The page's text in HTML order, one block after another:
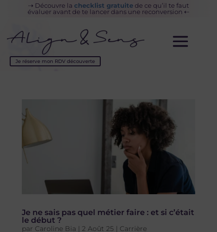
⇢ Découvre la checklist gratuitede ce qu’il te faut
évaluer avant de te lancer dans une reconversion ⇠
Je réserve mon RDV découverte
Je ne sais pas quel métier faire : et si c’était
le début ?
par Caroline Bia | 2 Août 25 | Carrière